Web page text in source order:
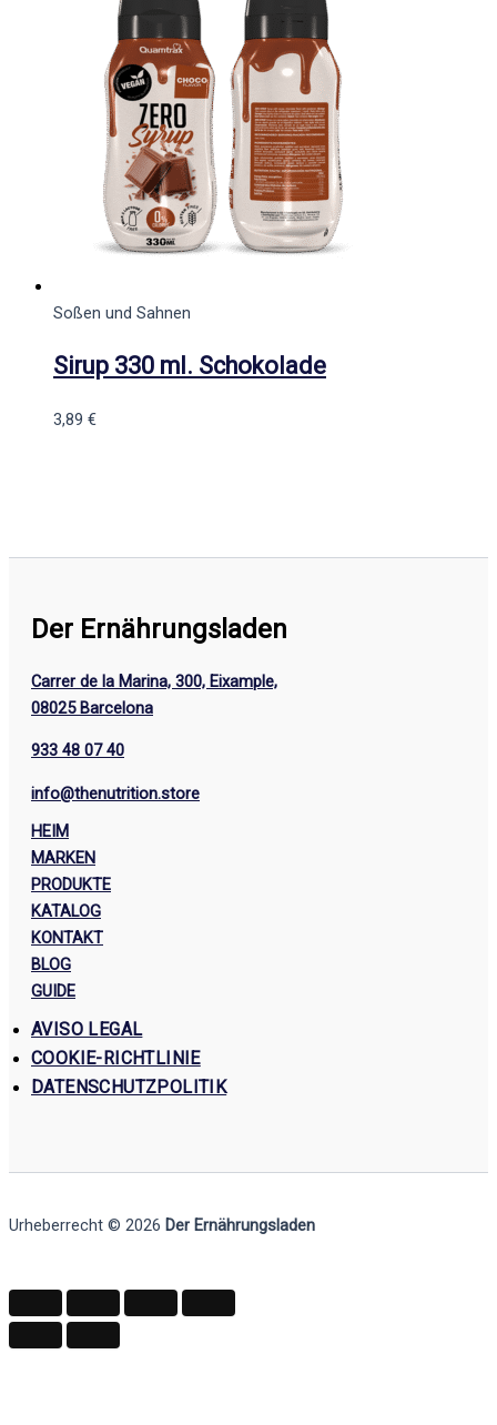
Soßen und Sahnen
Sirup 330 ml. Schokolade
3,89 €
Der Ernährungsladen
Carrer de la Marina, 300, Eixample,
08025 Barcelona
933 48 07 40
info@thenutrition.store
HEIM
MARKEN
PRODUKTE
KATALOG
KONTAKT
BLOG
GUIDE
AVISO LEGAL
COOKIE-RICHTLINIE
DATENSCHUTZPOLITIK
Urheberrecht © 2026 Der Ernährungsladen